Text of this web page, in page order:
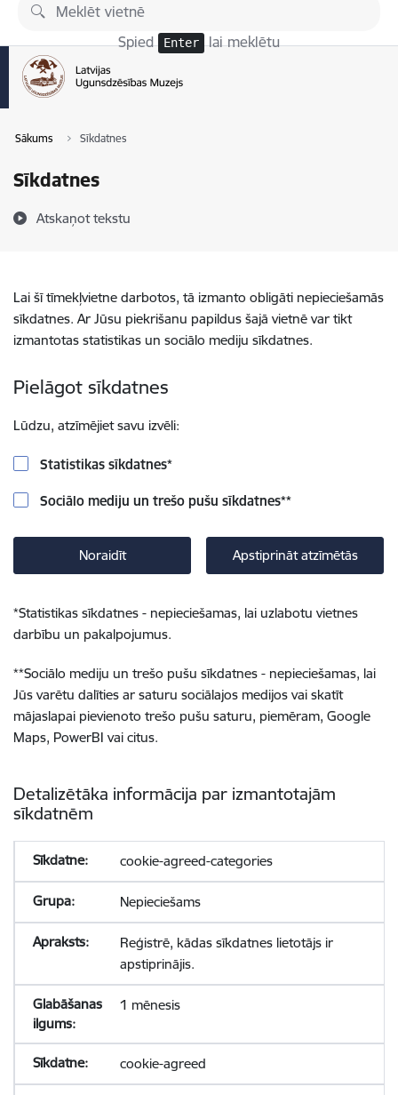
Pāriet uz lapas saturu
Spied Enter lai meklētu
Sākums Sīkdatnes
Sīkdatnes
Atskaņot tekstu
Lai šī tīmekļvietne darbotos, tā izmanto obligāti nepieciešamās
sīkdatnes. Ar Jūsu piekrišanu papildus šajā vietnē var tikt
izmantotas statistikas un sociālo mediju sīkdatnes.
Pielāgot sīkdatnes
Lūdzu, atzīmējiet savu izvēli:
Statistikas sīkdatnes*
Sociālo mediju un trešo pušu sīkdatnes**
Noraidīt Apstiprināt atzīmētās
*Statistikas sīkdatnes - nepieciešamas, lai uzlabotu vietnes
darbību un pakalpojumus.
**Sociālo mediju un trešo pušu sīkdatnes - nepieciešamas, lai
Jūs varētu dalīties ar saturu sociālajos medijos vai skatīt
mājaslapai pievienoto trešo pušu saturu, piemēram, Google
Maps, PowerBI vai citus.
Detalizētāka informācija par izmantotajām
sīkdatnēm
cookie-agreed-categories
Nepieciešams
Reģistrē, kādas sīkdatnes lietotājs ir
apstiprinājis.
1 mēnesis
cookie-agreed